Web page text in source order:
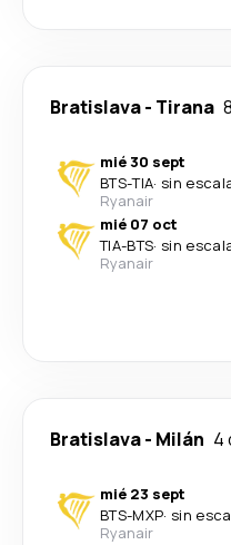
Bratislava- Tirana
mié 30 sept
BTS-TIA· sin
Ryanair
mié 07 oct
TIA-BTS· sin
Ryanair
Bratislava- Milán 4
mié 23 sept
BTS-MXP· sin
Ryanair